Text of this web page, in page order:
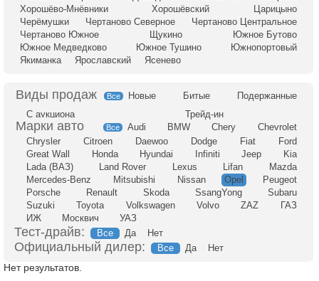
Хорошёво-Мнёвники
Хорошёвский
Царицыно
Черёмушки
Чертаново Северное
Чертаново Центральное
Чертаново Южное
Щукино
Южное Бутово
Южное Медведково
Южное Тушино
Южнопортовый
Якиманка
Ярославский Ясенево
Все Новые Битые
Подержанные
С аукциона
Трейд-ин
Все Audi BMW Chery
Chevrolet
Chrysler
Citroen Daewoo Dodge Fiat
Ford
Great Wall
Honda Hyundai Infiniti Jeep
Kia
Lada (ВАЗ)
Land Rover Lexus Lifan
Mazda
Mercedes-Benz
Mitsubishi Nissan Opel
Peugeot
Porsche
Renault Skoda SsangYong
Subaru
Suzuki
Toyota Volkswagen Volvo ZAZ
ГАЗ
ИЖ
Москвич УАЗ
Тест-драйв: Все Да Нет
Официальный дилер: Все Да Нет
Нет результатов.